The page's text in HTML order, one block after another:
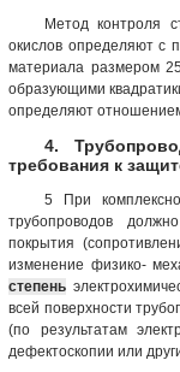
Метод контроля
окислов определяют с
материала размером
образующими
определяют отношением
4.
требования к
5 При
трубопроводов
покрытия
изменение физико-
степень
всей поверхности
(по результатам
дефектоскопии или